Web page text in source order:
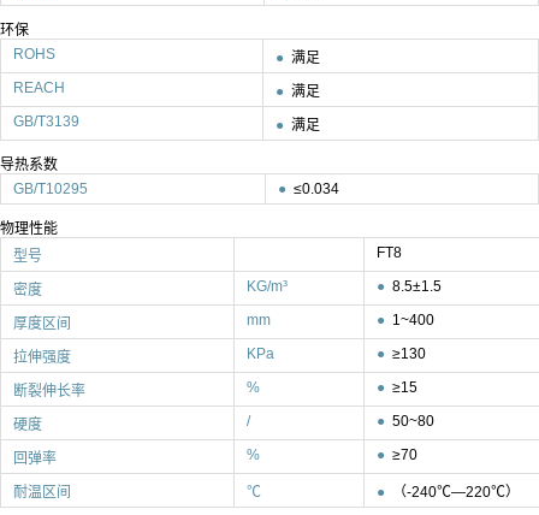
环保
ROHS
● 满足
REACH
● 满足
GB/T3139
● 满足
导热系数
GB/T10295
● ≤0.034
物理性能
型号
FT8
密度 KG/m³ ● 8.5±1.5
厚度区间 mm ● 1~400
拉伸强度 KPa ● ≥130
断裂伸长率 % ● ≥15
硬度 / ● 50~80
回弹率 % ● ≥70
耐温区间 ℃ ● （-240℃—220℃）